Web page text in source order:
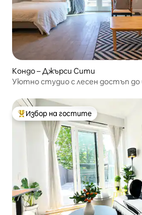
Кондо – Джърси Сити
Уютно студио с лесен достъп до
Най-популярен избор на гостите
Избор на гостите